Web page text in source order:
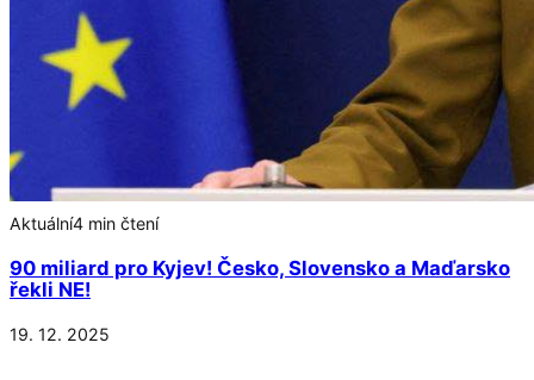
Aktuální4 min čtení
90 miliard pro Kyjev! Česko, Slovensko a Maďarsko
řekli NE!
19. 12. 2025